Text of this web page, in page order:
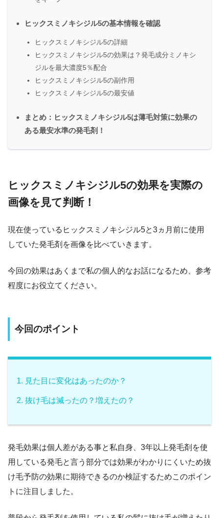
ヒックスミノキシジル5の基本情報を確認
ヒックスミノキシジル5の詳細
ヒックスミノキシジル5の効果は？発毛成分ミノキシ
ジルを最大濃度5％配合
ヒックスミノキシジル5の副作用
ヒックスミノキシジル5の最安値
まとめ：ヒックスミノキシジル5は薄毛対策に効果の
ある最安水準の発毛剤！
ヒックスミノキシジル5の効果を実際の
画像を見て判断！
現在使っているヒックスミノキシジル5と3ヵ月前に使用
していた発毛剤を画像を比べていきます。
今回の効果はあくまで私の個人的なお話になるため、参考
程度にお役立てください。
今回のポイント
見た目に変化はあったのか？
抜け毛は減ったの？増えたの？
発毛効果は個人差がある事と私自身、3年以上発毛剤を使
用している発毛と言う部分では効果がわかりにくいため抜
け毛予防の効果に期待できるのか検証するためこのポイン
トに注目しました。